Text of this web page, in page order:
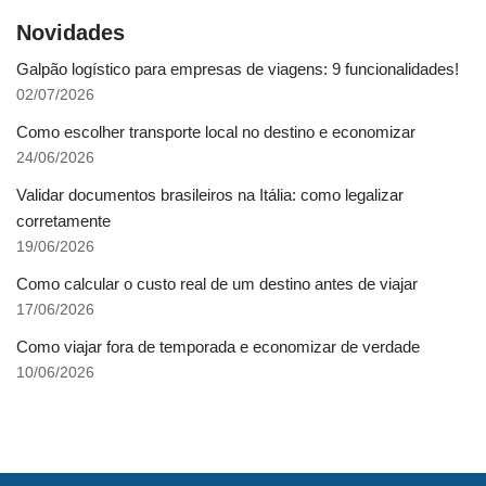
Novidades
Galpão logístico para empresas de viagens: 9 funcionalidades!
02/07/2026
Como escolher transporte local no destino e economizar
24/06/2026
Validar documentos brasileiros na Itália: como legalizar
corretamente
19/06/2026
Como calcular o custo real de um destino antes de viajar
17/06/2026
Como viajar fora de temporada e economizar de verdade
10/06/2026